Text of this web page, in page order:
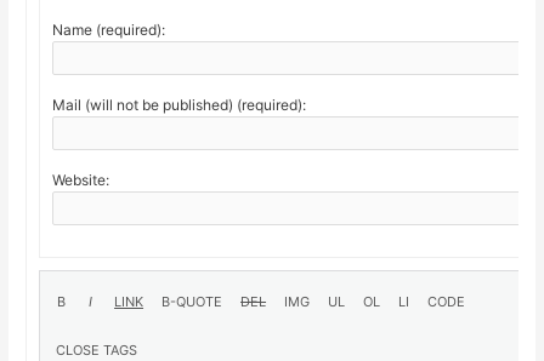
Name (required):
Mail (will not be published) (required):
Website: